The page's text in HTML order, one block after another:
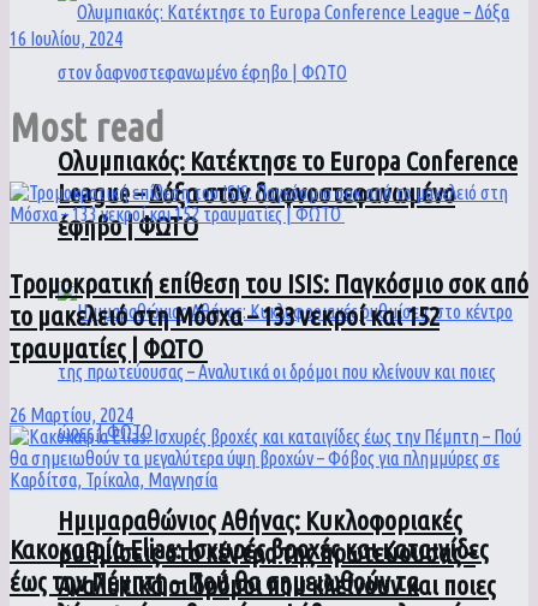
Ολυμπιακός: Κατέκτησε το Europa Conference
League – Δόξα στον δαφνοστεφανωμένο
έφηβο | ΦΩΤΟ
Ημιμαραθώνιος Αθήνας: Κυκλοφοριακές
ρυθμίσεις στο κέντρο της πρωτεύουσας –
Αναλυτικά οι δρόμοι που κλείνουν και ποιες
16 Ιουλίου, 2024
Most read
Τρομοκρατική επίθεση του ΙSIS: Παγκόσμιο σοκ από
το μακελειό στη Μόσχα – 133 νεκροί και 152
τραυματίες | ΦΩΤΟ
26 Μαρτίου, 2024
Κακοκαιρία Elias: Ισχυρές βροχές και καταιγίδες
έως την Πέμπτη – Πού θα σημειωθούν τα